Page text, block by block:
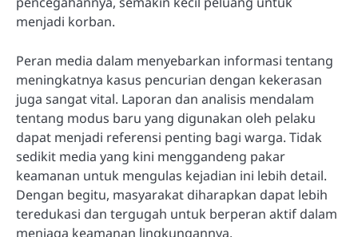
menjadi korban.
Peran media dalam menyebarkan informasi tentang
meningkatnya kasus pencurian dengan kekerasan
juga sangat vital. Laporan dan analisis mendalam
tentang modus baru yang digunakan oleh pelaku
dapat menjadi referensi penting bagi warga. Tidak
sedikit media yang kini menggandeng pakar
keamanan untuk mengulas kejadian ini lebih detail.
Dengan begitu, masyarakat diharapkan dapat lebih
teredukasi dan tergugah untuk berperan aktif dalam
menjaga keamanan lingkungannya.